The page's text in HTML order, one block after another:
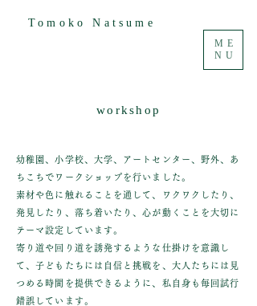
ME
NU
Tomoko Natsume
workshop
幼稚園、小学校、大学、アートセンター、野外、あ
ちこちでワークショップを行いました。
素材や色に触れることを通して、ワクワクしたり、
発見したり、落ち着いたり、心が動くことを大切に
テーマ設定しています。
寄り道や回り道を誘発するような仕掛けを意識し
て、子どもたちには自信と挑戦を、大人たちには見
つめる時間を提供できるように、私自身も毎回試行
錯誤しています。